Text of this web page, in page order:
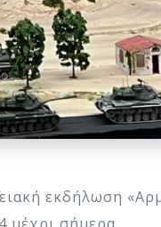
εκδήλωση